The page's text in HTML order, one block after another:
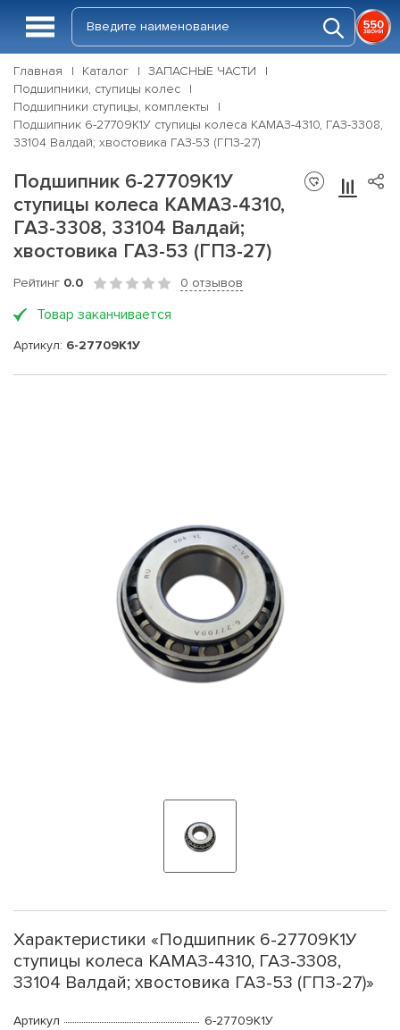
Главная Каталог
ЗАПАСНЫЕ ЧАСТИ
Подшипники, ступицы колес
Подшипники ступицы, комплекты
Подшипник 6-27709К1У ступицы колеса КАМАЗ-4310, ГАЗ-3308,
33104 Валдай; хвостовика ГАЗ-53 (ГПЗ-27)
Подшипник 6-27709К1У
ступицы колеса КАМАЗ-4310,
ГАЗ-3308, 33104 Валдай;
хвостовика ГАЗ-53 (ГПЗ-27)
Рейтинг 0.0 0 отзывов
Товар заканчивается
Артикул: 6-27709К1У
Характеристики «Подшипник 6-27709К1У
ступицы колеса КАМАЗ-4310, ГАЗ-3308,
33104 Валдай; хвостовика ГАЗ-53 (ГПЗ-27)»
Артикул
6-27709К1У